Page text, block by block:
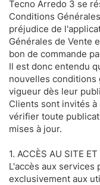
Tecno Arredo 3 se
Conditions
préjudice de
Générales de Vente
bon de commande
Il est donc entendu
nouvelles conditions
vigueur dès leur
Clients sont invités
vérifier toute
mises à jour.
1. ACCÈS AU SITE
L'accès aux
exclusivement aux